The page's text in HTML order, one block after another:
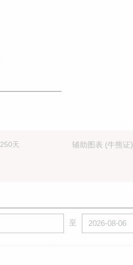
250天 辅助图表 (牛熊证)
至